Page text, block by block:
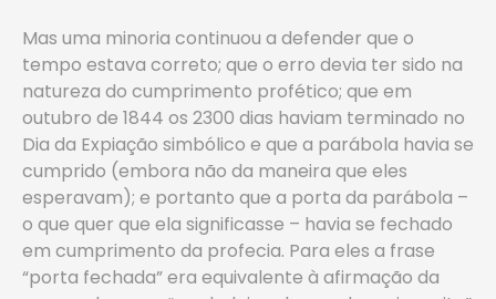
Mas uma minoria continuou a defender que o
tempo estava correto; que o erro devia ter sido na
natureza do cumprimento profético; que em
outubro de 1844 os 2300 dias haviam terminado no
Dia da Expiação simbólico e que a parábola havia se
cumprido (embora não da maneira que eles
esperavam); e portanto que a porta da parábola –
o que quer que ela significasse – havia se fechado
em cumprimento da profecia. Para eles a frase
“porta fechada” era equivalente à afirmação da